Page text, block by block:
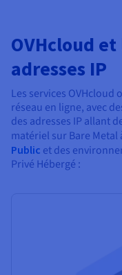
OVHcloud
adresses IP
Les services
réseau en ligne, avec
des adresses IP allant
matériel sur Bare
Public et des
Privé Hébergé :